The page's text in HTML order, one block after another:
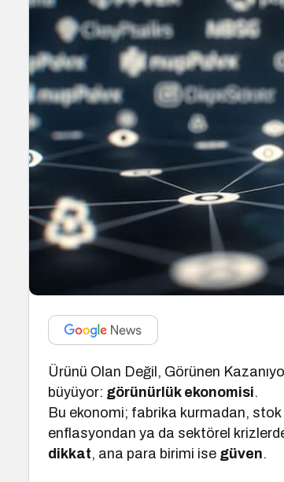
Ürünü Olan Değil, Görünen
büyüyor: görünürlük ekonomisi.
Bu ekonomi; fabrika kurmadan,
enflasyondan ya da sektörel
dikkat, ana para birimi ise güven.